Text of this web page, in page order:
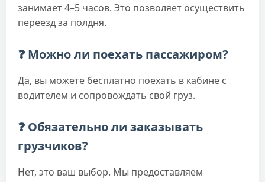
занимает 4–5 часов. Это позволяет осуществить
переезд за полдня.
❓ Можно ли поехать пассажиром?
Да, вы можете бесплатно поехать в кабине с
водителем и сопровождать свой груз.
❓ Обязательно ли заказывать
грузчиков?
Нет, это ваш выбор. Мы предоставляем